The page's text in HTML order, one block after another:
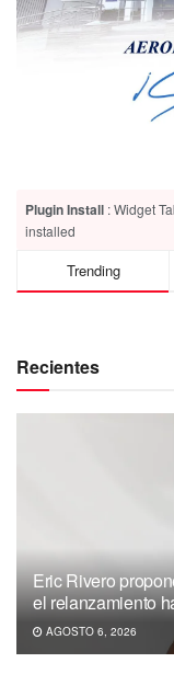
Plugin Install : Widget
installed
Trending
Recientes
Eric Rivero
el relanzamiento
AGOSTO 6, 2026